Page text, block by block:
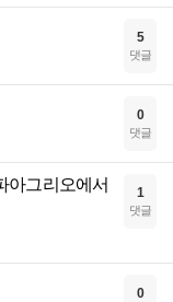
5
댓글
0
댓글
아그리오에서
1
댓글
0